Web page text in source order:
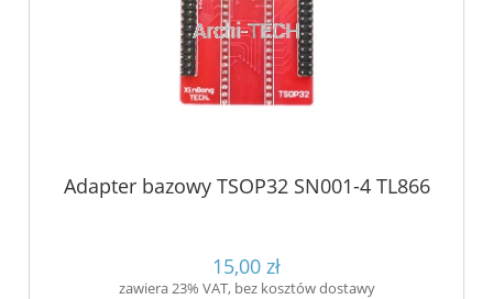
Adapter bazowy TSOP32 SN001-4 TL866
15,00 zł
zawiera 23% VAT, bez kosztów dostawy